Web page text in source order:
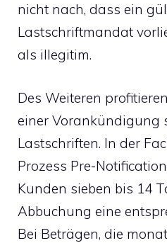
nicht nach, dass ein
Lastschriftmandat
als illegitim.
Des Weiteren
einer Vorankündigung
Lastschriften. In der
Prozess Pre-
Kunden sieben bis 14
Abbuchung eine
Bei Beträgen, die